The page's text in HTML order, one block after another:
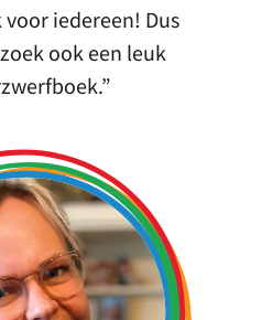
voor iedereen! Dus
ook een leuk